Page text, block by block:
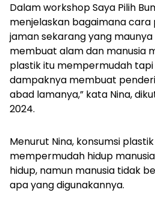
Dalam workshopSaya Pilih
menjelaskan bagaimana cara
jaman sekarang yang
membuat alam dan manusia
plastik itu mempermudah
dampaknya membuat
abad lamanya,” kata Nina,
2024.
Menurut Nina, konsumsi
mempermudah hidup
hidup, namun manusia tidak
apa yang digunakannya.